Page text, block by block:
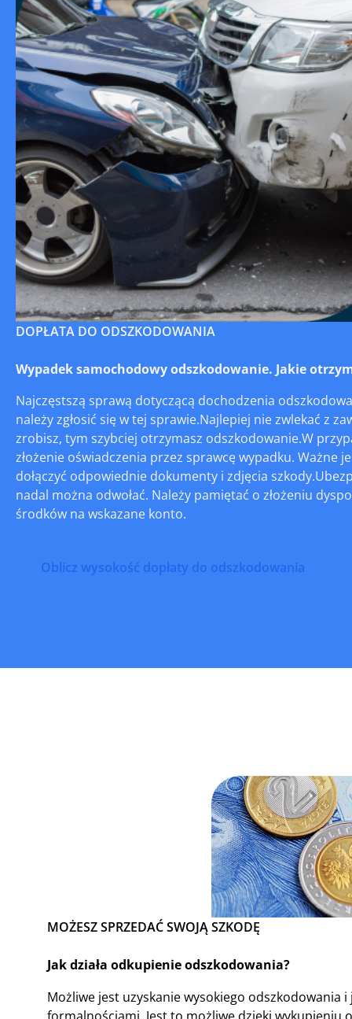
DOPŁATA DO ODSZKODOWANIA
Wypadek samochodowy odszkodowanie. Jakie
Najczęstszą sprawą dotyczącą dochodzenia
należy zgłosić się w tej sprawie.Najlepiej nie zwlekać z
zrobisz, tym szybciej otrzymasz odszkodowanie.W
złożenie oświadczenia przez sprawcę wypadku. Ważne
dołączyć odpowiednie dokumenty i zdjęcia
nadal można odwołać. Należy pamiętać o złożeniu
środków na wskazane konto.
Oblicz wysokość dopłaty do odszkodowania
MOŻESZ SPRZEDAĆ SWOJĄ SZKODĘ
Jak działa odkupienie odszkodowania?
Możliwe jest uzyskanie wysokiego odszkodowania